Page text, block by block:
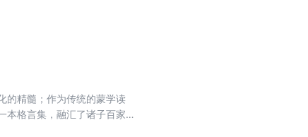
的精髓；作为传统的蒙学读
本格言集，融汇了诸子百家、